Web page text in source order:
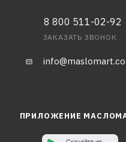
8 800 511-02-92
ЗАКАЗАТЬ ЗВОНОК
ПРИЛОЖЕНИЕ